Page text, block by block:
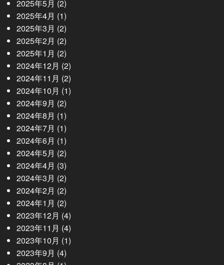
2025年5月 (2)
2025年4月 (1)
2025年3月 (2)
2025年2月 (2)
2025年1月 (2)
2024年12月 (2)
2024年11月 (2)
2024年10月 (1)
2024年9月 (2)
2024年8月 (1)
2024年7月 (1)
2024年6月 (1)
2024年5月 (2)
2024年4月 (3)
2024年3月 (2)
2024年2月 (2)
2024年1月 (2)
2023年12月 (4)
2023年11月 (4)
2023年10月 (1)
2023年9月 (4)